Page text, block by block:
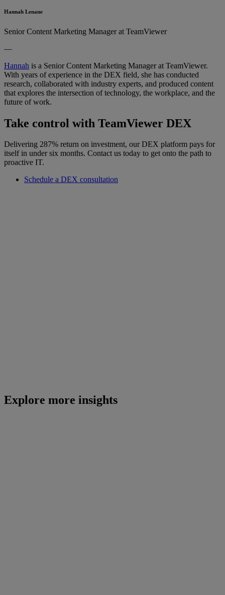
Hannah Lenane
Senior Content Marketing Manager at TeamViewer
—
Hannah is a Senior Content Marketing Manager at TeamViewer.
With years of experience in the DEX field, she has conducted
research, collaborated with industry experts, and produced content
that explores the intersection of technology, the workplace, and the
future of work.
Take control with TeamViewer DEX
Delivering 287% return on investment, our DEX platform pays for
itself in under six months. Contact us today to get onto the path to
proactive IT.
Schedule a DEX consultation
Explore more insights